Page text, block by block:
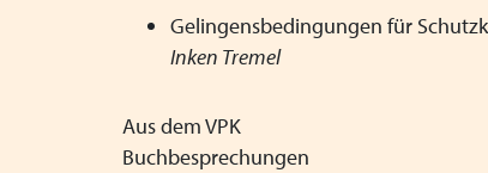
Gelingensbedingungen für
Inken Tremel
Aus dem VPK
Buchbesprechungen